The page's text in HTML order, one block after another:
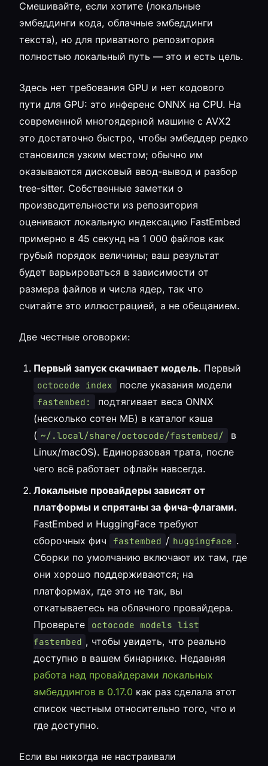
Смешивайте, если хотите (локальные
эмбеддинги кода, облачные эмбеддинги
текста), но для приватного репозитория
полностью локальный путь — это и есть цель.
Здесь нет требования GPU и нет кодового
пути для GPU: это инференс ONNX на CPU. На
современной многоядерной машине с AVX2
это достаточно быстро, чтобы эмбеддер редко
становился узким местом; обычно им
оказываются дисковый ввод-вывод и разбор
tree-sitter. Собственные заметки о
производительности из репозитория
оценивают локальную индексацию FastEmbed
примерно в 45 секунд на 1 000 файлов как
грубый порядок величины; ваш результат
будет варьироваться в зависимости от
размера файлов и числа ядер, так что
считайте это иллюстрацией, а не обещанием.
Две честные оговорки:
Первый запуск скачивает модель. Первый
octocode index после указания модели
fastembed:
подтягивает веса ONNX
(несколько сотен МБ) в каталог кэша
( ~/.local/share/octocode/fastembed/
в
Linux/macOS). Единоразовая трата, после
чего всё работает офлайн навсегда.
Локальные провайдеры зависят от
платформы и спрятаны за фича-флагами.
FastEmbed и HuggingFace требуют
сборочных фич
fastembed / huggingface .
Сборки по умолчанию включают их там, где
они хорошо поддерживаются; на
платформах, где это не так, вы
откатываетесь на облачного провайдера.
Проверьте
octocode models list
fastembed , чтобы увидеть, что реально
доступно в вашем бинарнике. Недавняя
работа над провайдерами локальных
эмбеддингов в 0.17.0 как раз сделала этот
список честным относительно того, что и
где доступно.
Если вы никогда не настраивали